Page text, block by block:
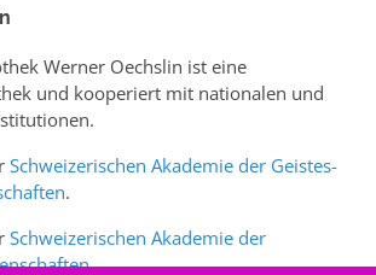
Werner Oechslin ist eine
und kooperiert mit nationalen und
Schweizerischen Akademie der Geistes-
.
Schweizerischen Akademie der
.